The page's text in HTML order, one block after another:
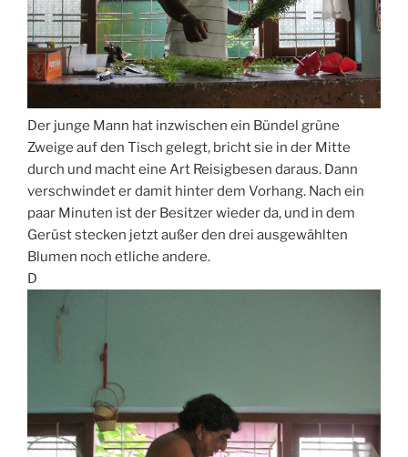
Der junge Mann hat inzwischen ein Bündel grüne
Zweige auf den Tisch gelegt, bricht sie in der Mitte
durch und macht eine Art Reisigbesen daraus. Dann
verschwindet er damit hinter dem Vorhang. Nach ein
paar Minuten ist der Besitzer wieder da, und in dem
Gerüst stecken jetzt außer den drei ausgewählten
Blumen noch etliche andere.
D